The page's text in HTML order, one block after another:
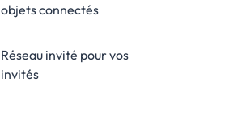
objets connectés
Réseau invité pour vos
invités